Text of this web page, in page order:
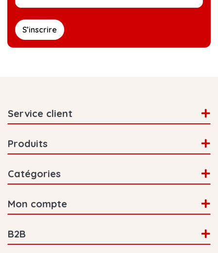
S’inscrire
Service client
Produits
Catégories
Mon compte
B2B